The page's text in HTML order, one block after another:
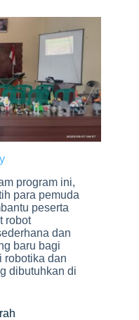
program ini,
para pemuda
peserta
robot
dan
baru bagi
robotika dan
dibutuhkan di